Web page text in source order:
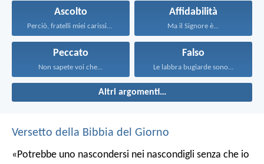
Ascolto
Perciò, fratelli miei carissimi...
Affidabilità
Ma il Signore è...
Peccato
Non sapete voi che...
Falso
Le labbra bugiarde sono...
Altri argomenti…
Versetto della Bibbia del Giorno
«Potrebbe uno nascondersi nei nascondigli senza che io